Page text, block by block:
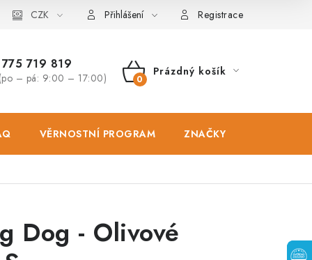
údajů Zásady použivání souboru cookies
CZK Přihlášení Registrace
775 719 819
(po – pá: 9:00 – 17:00)
NÁKUPNÍ
Prázdný košík
VĚRNOSTNÍ PROGRAM ZNAČKY
Dog - Olivové